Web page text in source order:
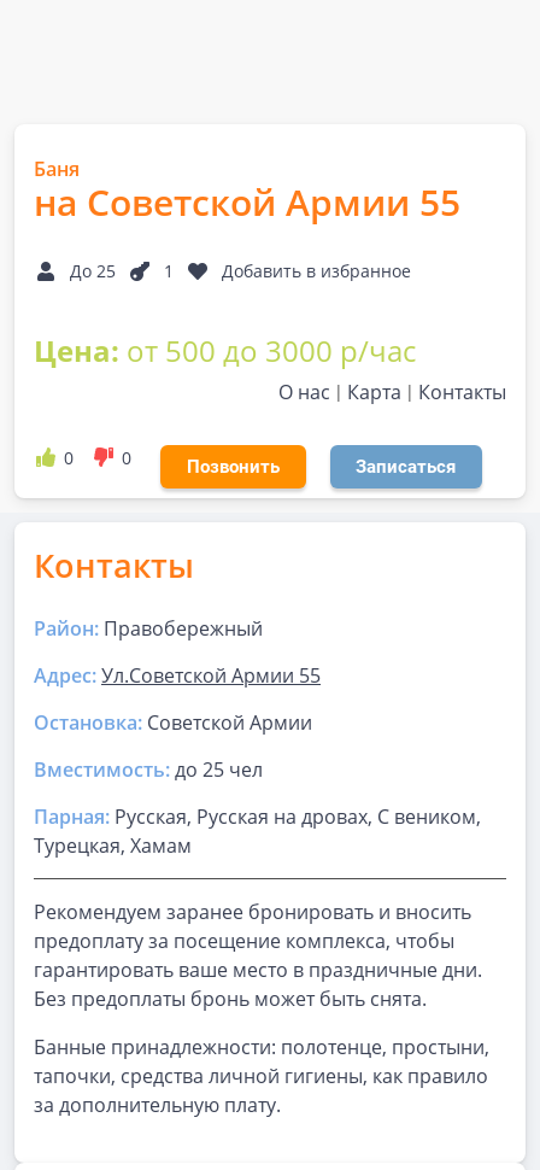
Баня
на Советской Армии 55
До 25 1 Добавить в избранное
Цена: от 500 до 3000 р/час
О нас Карта Контакты
0 0 Позвонить Записаться
Контакты
Район: Правобережный
Адрес:Ул.Советской Армии 55
Остановка: Советской Армии
Вместимость:до 25 чел
Парная: Русская, Русская на дровах, С веником,
Турецкая, Хамам
Рекомендуем заранее бронировать и вносить
предоплату за посещение комплекса, чтобы
гарантировать ваше место в праздничные дни.
Без предоплаты бронь может быть снята.
Банные принадлежности: полотенце, простыни,
тапочки, средства личной гигиены, как правило
за дополнительную плату.